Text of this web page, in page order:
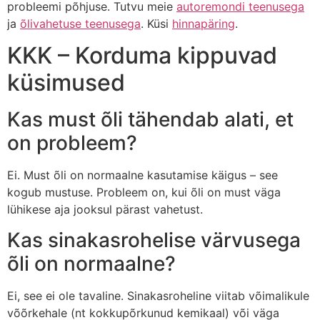
probleemi põhjuse. Tutvu meie autoremondi teenusega
ja õlivahetuse teenusega. Küsi hinnapäring.
KKK – Korduma kippuvad
küsimused
Kas must õli tähendab alati, et
on probleem?
Ei. Must õli on normaalne kasutamise käigus – see
kogub mustuse. Probleem on, kui õli on must väga
lühikese aja jooksul pärast vahetust.
Kas sinakasrohelise värvusega
õli on normaalne?
Ei, see ei ole tavaline. Sinakasroheline viitab võimalikule
võõrkehale (nt kokkupõrkunud kemikaal) või väga